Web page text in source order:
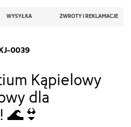
WYSYŁKA ZWROTY I REKLAMACJE
0039
Kąpielowy
dla
🌊👙